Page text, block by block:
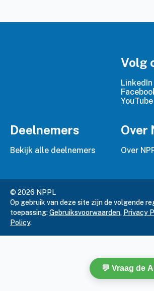
Volg
LinkedIn
YouTube
Deelnemers
Bekijk alle deelnemers
Over
Over
© 2026 NPPL
Op gebruik van deze site zijn de volgende
toepassing:Gebruiksvoorwaarden, Privacy
Policy.